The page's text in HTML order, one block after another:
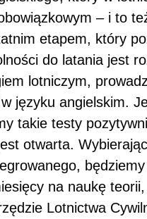
– i to
etapem, który
do latania jest
lotniczym,
języku angielskim.
takie testy
otwarta.
na naukę
Lotnictwa